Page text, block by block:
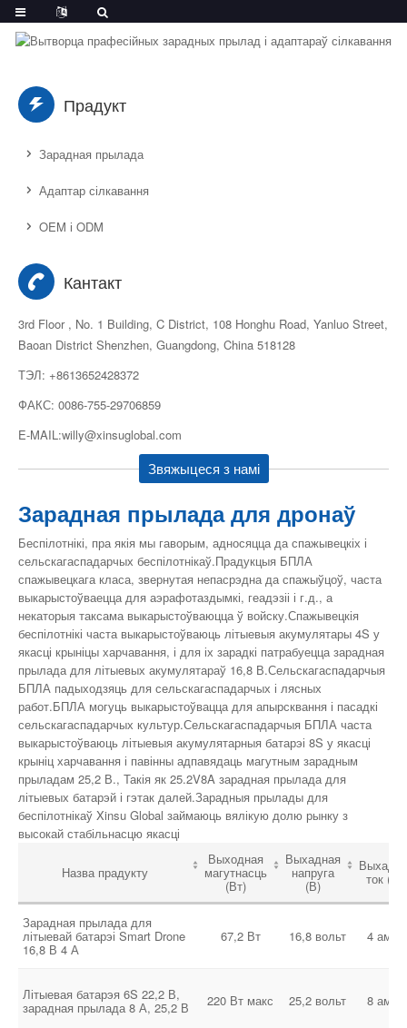
Прадукт
Зарадная прылада
Адаптар сілкавання
OEM і ODM
Кантакт
3rd Floor , No. 1 Building, C District, 108 Honghu Road, Yanluo Street,
Baoan District Shenzhen, Guangdong, China 518128
ТЭЛ: +8613652428372
ФАКС: 0086-755-29706859
E-MAIL:willy@xinsuglobal.com
Звяжыцеся з намі
Зарадная прылада для дронаў
Беспілотнікі, пра якія мы гаворым, адносяцца да спажывецкіх і
сельскагаспадарчых беспілотнікаў.Прадукцыя БПЛА
спажывецкага класа, звернутая непасрэдна да спажыўцоў, часта
выкарыстоўваецца для аэрафотаздымкі, геадэзіі і г.д., а
некаторыя таксама выкарыстоўваюцца ў войску.Спажывецкія
беспілотнікі часта выкарыстоўваюць літыевыя акумулятары 4S у
якасці крыніцы харчавання, і для іх зарадкі патрабуецца зарадная
прылада для літыевых акумулятараў 16,8 В.Сельскагаспадарчыя
БПЛА падыходзяць для сельскагаспадарчых і лясных
работ.БПЛА могуць выкарыстоўвацца для апырсквання і пасадкі
сельскагаспадарчых культур.Сельскагаспадарчыя БПЛА часта
выкарыстоўваюць літыевыя акумулятарныя батарэі 8S у якасці
крыніц харчавання і павінны адпавядаць магутным зарадным
прыладам 25,2 В., Такія як 25.2V8A зарадная прылада для
літыевых батарэй і гэтак далей.Зарадныя прылады для
беспілотнікаў Xinsu Global займаюць вялікую долю рынку з
высокай стабільнасцю якасці
Назва прадукту
Выходная
магутнасць
(Вт)
Выхадная
напруга
(В) ток (А)
Зарадная прылада для
літыевай батарэі Smart Drone
16,8 В 4 А
67,2 Вт 16,8 вольт 4
Літыевая батарэя 6S 22,2 В,
зарадная прылада 8 А, 25,2 В 220 Вт макс 25,2 вольт 8